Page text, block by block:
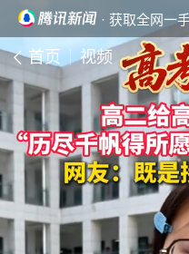
· 获取全网一
首页 视频